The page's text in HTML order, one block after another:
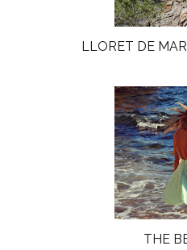
LLORET DE
THE